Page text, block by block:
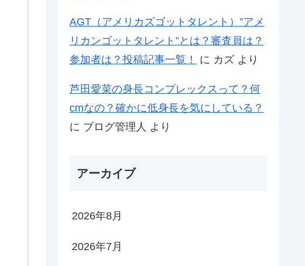
AGT（アメリカズゴットタレント）”アメ
リカンゴットタレント”とは？審査員は？
参加者は？投稿記事一覧！
に カズ より
芦田愛菜の身長コンプレックスって？何
cmなの？確かに低身長を気にしている？
に ブログ管理人 より
アーカイブ
2026年8月
2026年7月